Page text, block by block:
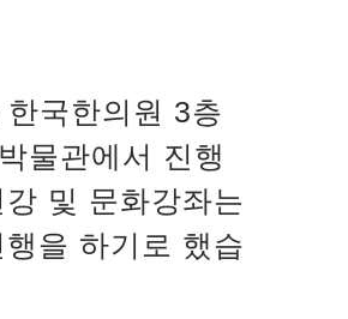
국한의원 3층
물관에서 진행
및 문화강좌는
을 하기로 했습